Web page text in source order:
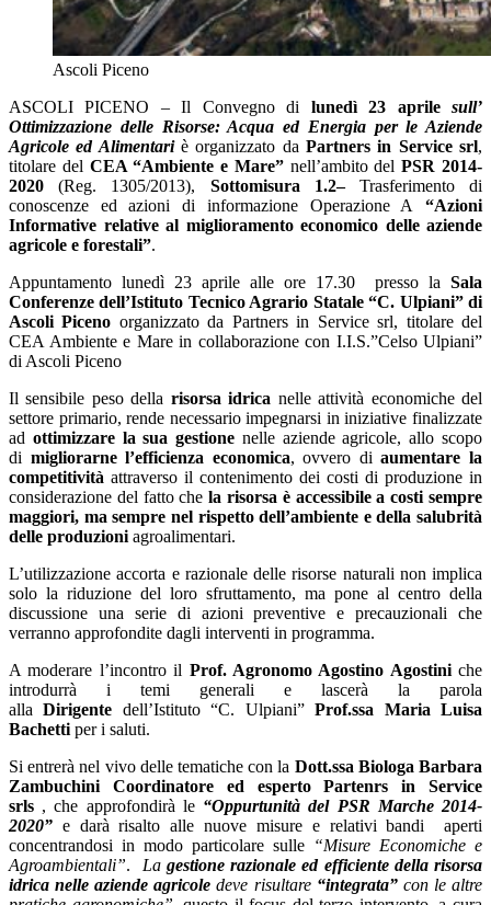
Ascoli Piceno
ASCOLI PICENO – Il Convegno di lunedì 23 aprilesull’
Ottimizzazione delle Risorse: Acqua ed Energia per le Aziende
Agricole ed Alimentari è organizzato da Partners in Service srl,
titolare del CEA “Ambiente e Mare”nell’ambito delPSR 2014-
2020 (Reg. 1305/2013), Sottomisura 1.2–Trasferimento di
conoscenze ed azioni di informazione Operazione A “Azioni
Informative relative al miglioramento economico delle aziende
agricole e forestali”.
Appuntamento lunedì 23 aprile alle ore 17.30 presso la Sala
Conferenze dell’Istituto Tecnico Agrario Statale “C. Ulpiani” di
Ascoli Piceno organizzato da Partners in Service srl, titolare del
CEA Ambiente e Mare in collaborazione con I.I.S.”Celso Ulpiani”
di Ascoli Piceno
Il sensibile peso della risorsa idrica nelle attività economiche del
settore primario, rende necessario impegnarsi in iniziative finalizzate
ad ottimizzare la sua gestione nelle aziende agricole, allo scopo
di migliorarne l’efficienza economica, ovvero diaumentare la
competitività attraverso il contenimento dei costi di produzione in
considerazione del fatto chela risorsa è accessibile a costi sempre
maggiori, ma sempre nel rispetto dell’ambiente e della salubrità
delle produzioni agroalimentari.
L’utilizzazione accorta e razionale delle risorse naturali non implica
solo la riduzione del loro sfruttamento, ma pone al centro della
discussione una serie di azioni preventive e precauzionali che
verranno approfondite dagli interventi in programma.
A moderare l’incontro il Prof. Agronomo Agostino Agostiniche
introdurrà i temi generali e lascerà la parola
allaDirigente dell’Istituto “C. Ulpiani”Prof.ssa Maria Luisa
Bachetti per i saluti.
Si entrerà nel vivo delle tematiche con la Dott.ssa Biologa Barbara
Zambuchini Coordinatore ed esperto Partenrs in Service
srls , che approfondirà le “Oppurtunità del PSR Marche 2014-
2020” e darà risalto alle nuove misure e relativi bandi aperti
concentrandosi in modo particolare sulle “Misure Economiche e
Agroambientali”. La gestione razionale ed efficiente della risorsa
idrica nelle aziende agricole deve risultare “integrata”con le altre